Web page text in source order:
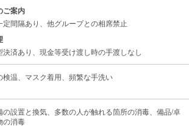
ご案内
定間隔あり、他グループとの相席禁止
決済あり、現金等受け渡し時の手渡しなし
検温、マスク着用、頻繁な手洗い
の設置と換気、多数の人が触れる箇所の消毒、備品/卓
の消毒